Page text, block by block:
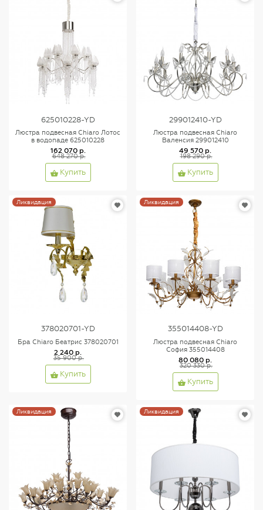
625010228-YD
Люстра подвесная Chiaro Лотос
в водопаде 625010228
162 070 р.
648 270 р.
Купить
299012410-YD
Люстра подвесная Chiaro
Валенсия 299012410
49 570 р.
198 290 р.
Купить
Ликвидация
378020701-YD
Бра Chiaro Беатрис 378020701
2 240 р.
35 900 р.
Купить
Ликвидация
355014408-YD
Люстра подвесная Chiaro
София 355014408
80 080 р.
320 330 р.
Купить
Ликвидация Ликвидация